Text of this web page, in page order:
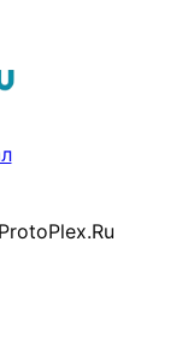
ProtoPlex.Ru